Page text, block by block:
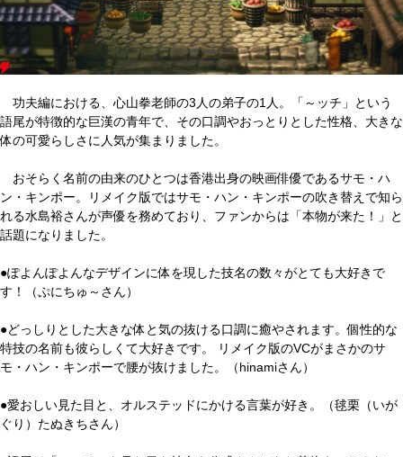
功夫編における、心山拳老師の3人の弟子の1人。「～ッチ」という
語尾が特徴的な巨漢の青年で、その口調やおっとりとした性格、大きな
体の可愛らしさに人気が集まりました。
おそらく名前の由来のひとつは香港出身の映画俳優であるサモ・ハ
ン・キンポー。リメイク版ではサモ・ハン・キンポーの吹き替えで知ら
れる水島裕さんが声優を務めており、ファンからは「本物が来た！」と
話題になりました。
●ぽよんぽよんなデザインに体を現した技名の数々がとても大好きで
す！（ぷにちゅ～さん）
●どっしりとした大きな体と気の抜ける口調に癒やされます。個性的な
特技の名前も彼らしくて大好きです。 リメイク版のVCがまさかのサ
モ・ハン・キンポーで腰が抜けました。（hinamiさん）
●愛おしい見た目と、オルステッドにかける言葉が好き。（毬栗（いが
ぐり）たぬきちさん）